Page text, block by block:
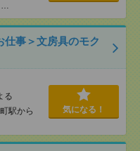
…
仕事＞文房具のモク
る
駅から
気になる！